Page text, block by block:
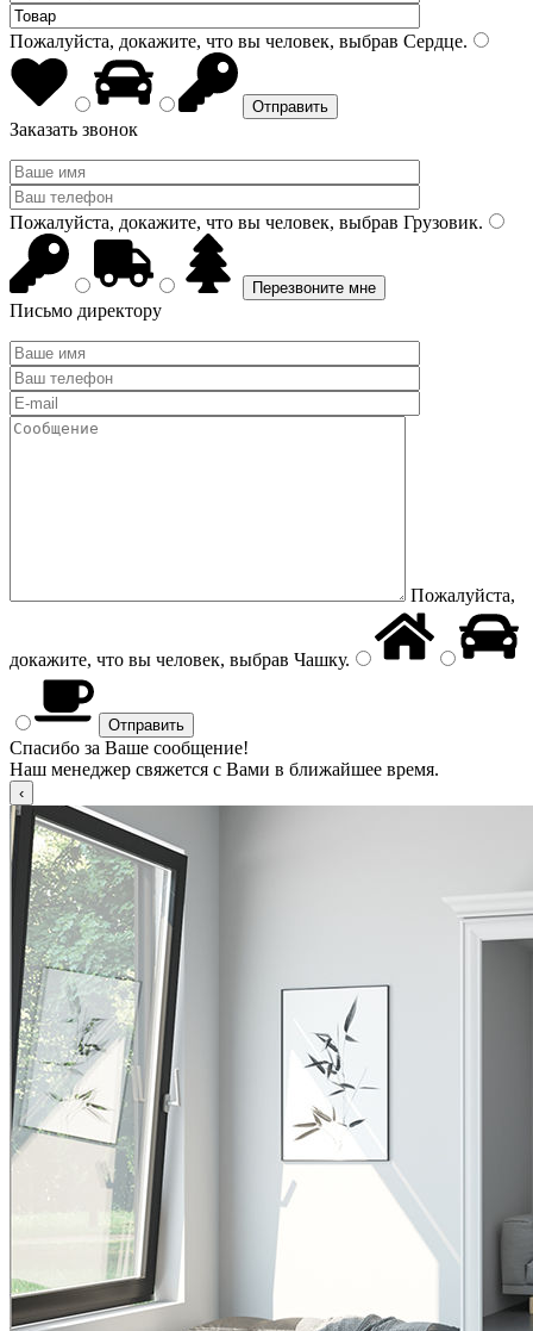
Пожалуйста, докажите, что вы человек, выбрав Сердце.
Заказать звонок
Пожалуйста, докажите, что вы человек, выбрав Грузовик.
Письмо директору
Пожалуйста,
докажите, что вы человек, выбрав Чашку.
Спасибо за Ваше сообщение!
Наш менеджер свяжется с Вами в ближайшее время.